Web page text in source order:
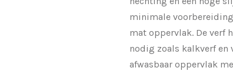
minimale
mat oppervlak. De verf
nodig zoals kalkverf en
afwasbaar oppervlak